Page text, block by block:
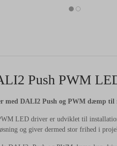
Push PWM
med DALI2 Push og PWM dæmp til
LED driver er udviklet til
og giver dermed stor frihed i